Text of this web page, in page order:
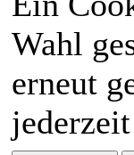
Wahl
erneut